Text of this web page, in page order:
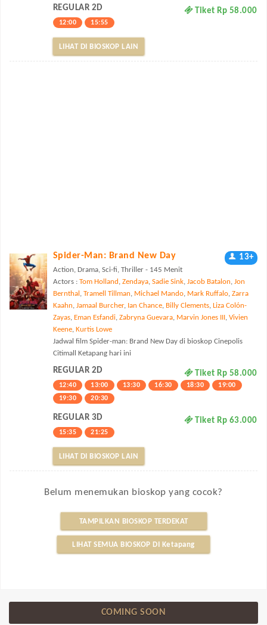
REGULAR 2D Tiket Rp 58.000
12:00 15:55
LIHAT DI BIOSKOP LAIN
Spider-Man: Brand New Day 13+
Action, Drama, Sci-fi, Thriller - 145 Menit
Actors : Tom Holland , Zendaya, Sadie Sink, Jacob Batalon, Jon
Bernthal , Tramell Tillman, Michael Mando, Mark Ruffalo, Zarra
Kaahn, Jamaal Burcher, Ian Chance, Billy Clements, Liza Colón-
Zayas, Eman Esfandi, Zabryna Guevara, Marvin Jones III, Vivien
Keene, Kurtis Lowe
Jadwal film Spider-man: Brand New Day di bioskop Cinepolis
Citimall Ketapang hari ini
REGULAR 2D Tiket Rp 58.000
12:40 13:00 13:30 16:30 18:30
19:00
19:30
20:30
REGULAR 3D Tiket Rp 63.000
15:35 21:25
LIHAT DI BIOSKOP LAIN
Belum menemukan bioskop yang cocok?
TAMPILKAN BIOSKOP TERDEKAT
LIHAT SEMUA BIOSKOP DI Ketapang
COMING SOON